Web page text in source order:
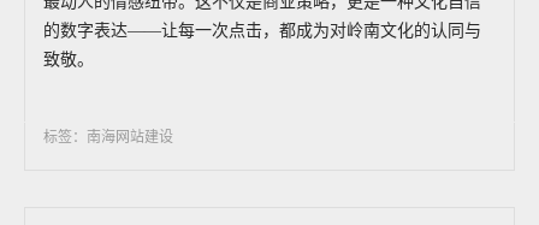
的数字表达——让每一次点击，都成为对岭南文化的认同与
致敬。
标签：南海网站建设